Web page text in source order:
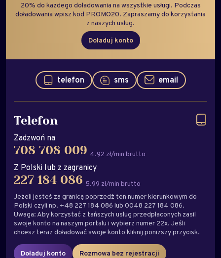
20% do każdego doładowania na wszystkie usługi. Podczas
doładowania wpisz kod PROMO20. Zapraszamy do korzystania
z naszych usług.
Doładuj konto
telefon sms email
Telefon
Zadzwoń na
708 708 009 4.92 zł/min brutto
Z Polski lub z zagranicy
227 184 086 5.99 zł/min brutto
Jeżeli jesteś za granicą poprzedź ten numer kierunkowym do
Polski czyli np. +48 227 184 086 lub 0048 227 184 086.
Uwaga: Aby korzystać z tańszych usług przedpłaconych zasil
swoje konto na naszym portalu i wybierz numer 22x. Jeśli
chcesz teraz doładować swoje konto kliknij poniższy przycisk.
Doładuj konto Rozmowa bez rejestracji